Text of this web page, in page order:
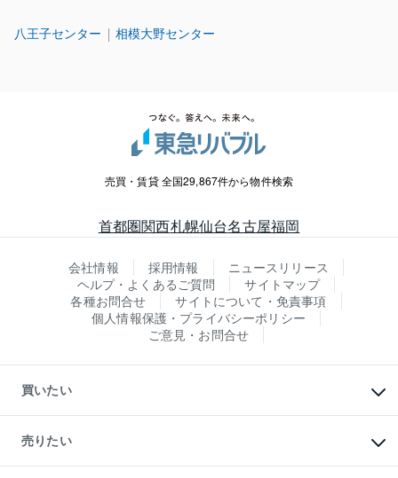
八王子センター 相模大野センター
売買・賃貸 全国29,867件から物件検索
首都圏関西札幌仙台名古屋福岡
会社情報 採用情報
ニュースリリース
ヘルプ・よくあるご質問
サイトマップ
各種お問合せ
サイトについて・免責事項
個人情報保護・プライバシーポリシー
ご意見・お問合せ
買いたい
新築・分譲マンションの購入
中古マンションの購入
一戸建ての購入
売りたい